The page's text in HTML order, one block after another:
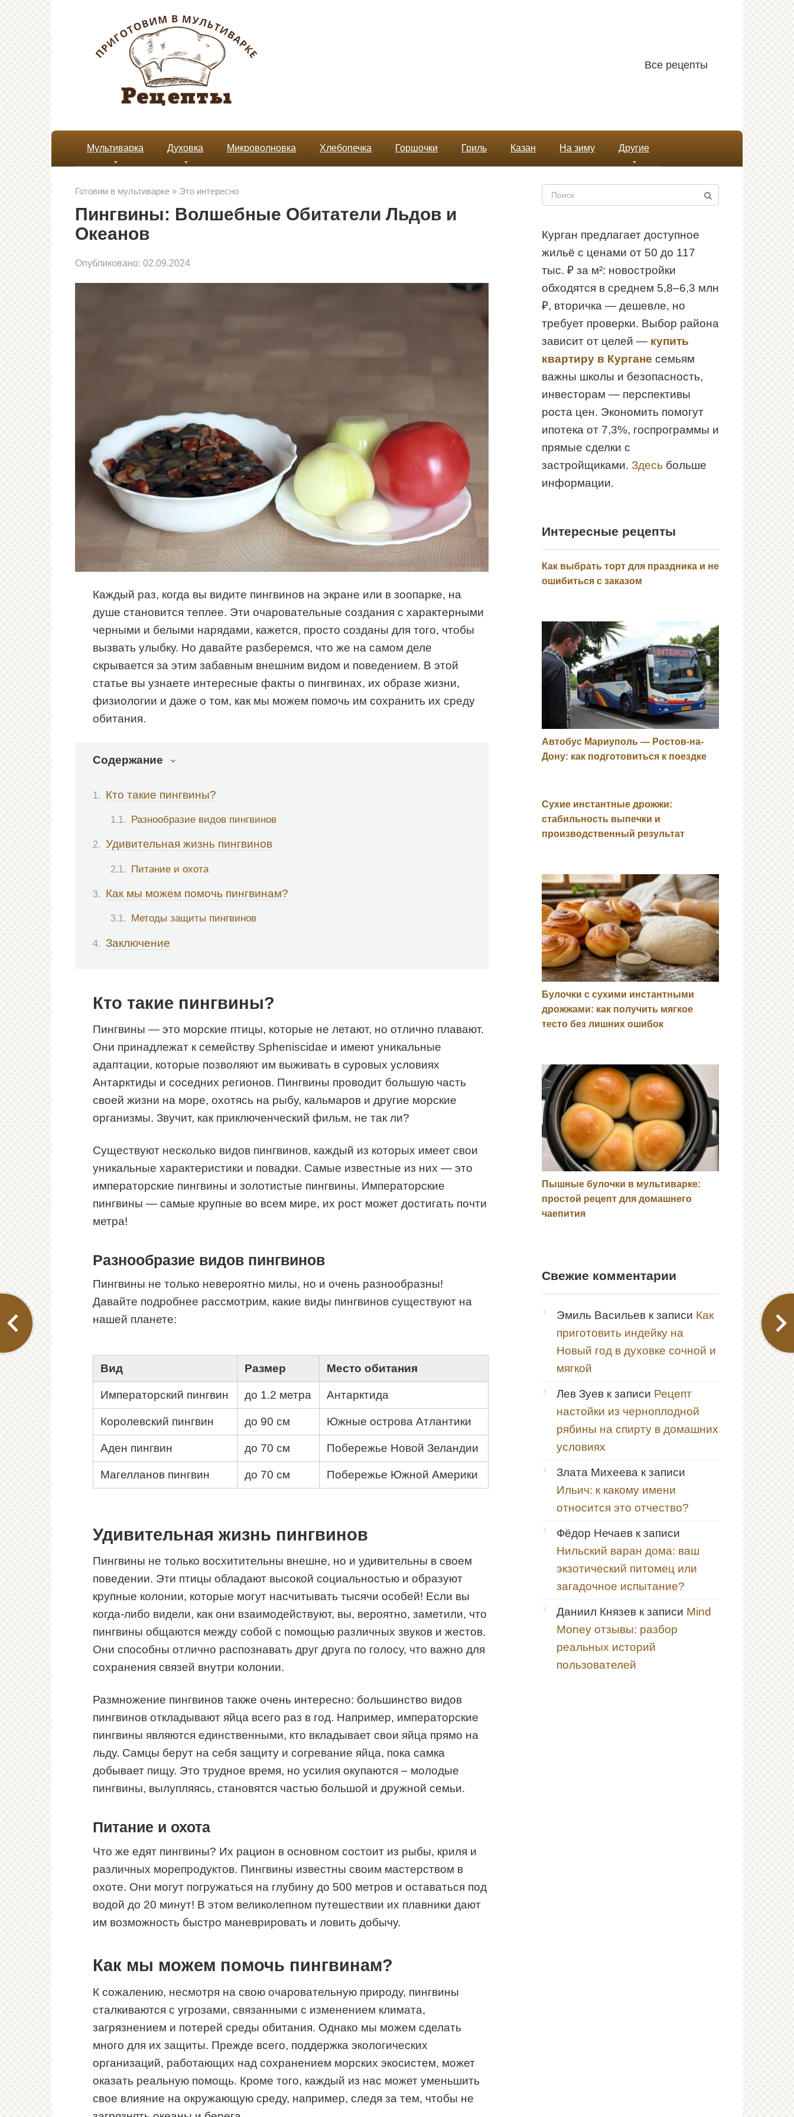
Все рецепты
Мультиварка Духовка Микроволновка Хлебопечка Горшочки Гриль Казан На зиму Другие
Готовим в мультиварке » Это интересно
Пингвины: Волшебные Обитатели Льдов и
Океанов
Опубликовано: 02.09.2024
Каждый раз, когда вы видите пингвинов на экране или в зоопарке, на
душе становится теплее. Эти очаровательные создания с характерными
черными и белыми нарядами, кажется, просто созданы для того, чтобы
вызвать улыбку. Но давайте разберемся, что же на самом деле
скрывается за этим забавным внешним видом и поведением. В этой
статье вы узнаете интересные факты о пингвинах, их образе жизни,
физиологии и даже о том, как мы можем помочь им сохранить их среду
обитания.
Содержание
Кто такие пингвины?
Разнообразие видов пингвинов
Удивительная жизнь пингвинов
Питание и охота
Как мы можем помочь пингвинам?
Методы защиты пингвинов
Заключение
Кто такие пингвины?
Пингвины — это морские птицы, которые не летают, но отлично плавают.
Они принадлежат к семейству Spheniscidae и имеют уникальные
адаптации, которые позволяют им выживать в суровых условиях
Антарктиды и соседних регионов. Пингвины проводит большую часть
своей жизни на море, охотясь на рыбу, кальмаров и другие морские
организмы. Звучит, как приключенческий фильм, не так ли?
Существуют несколько видов пингвинов, каждый из которых имеет свои
уникальные характеристики и повадки. Самые известные из них — это
императорские пингвины и золотистые пингвины. Императорские
пингвины — самые крупные во всем мире, их рост может достигать почти
метра!
Разнообразие видов пингвинов
Пингвины не только невероятно милы, но и очень разнообразны!
Давайте подробнее рассмотрим, какие виды пингвинов существуют на
нашей планете:
Вид Размер Место обитания
Императорский пингвин до 1.2 метра Антарктида
Королевский пингвин до 90 см Южные острова Атлантики
Аден пингвин до 70 см Побережье Новой Зеландии
Магелланов пингвин до 70 см Побережье Южной Америки
Удивительная жизнь пингвинов
Пингвины не только восхитительны внешне, но и удивительны в своем
поведении. Эти птицы обладают высокой социальностью и образуют
крупные колонии, которые могут насчитывать тысячи особей! Если вы
когда-либо видели, как они взаимодействуют, вы, вероятно, заметили, что
пингвины общаются между собой с помощью различных звуков и жестов.
Они способны отлично распознавать друг друга по голосу, что важно для
сохранения связей внутри колонии.
Размножение пингвинов также очень интересно: большинство видов
пингвинов откладывают яйца всего раз в год. Например, императорские
пингвины являются единственными, кто вкладывает свои яйца прямо на
льду. Самцы берут на себя защиту и согревание яйца, пока самка
добывает пищу. Это трудное время, но усилия окупаются – молодые
пингвины, вылупляясь, становятся частью большой и дружной семьи.
Питание и охота
Что же едят пингвины? Их рацион в основном состоит из рыбы, криля и
различных морепродуктов. Пингвины известны своим мастерством в
охоте. Они могут погружаться на глубину до 500 метров и оставаться под
водой до 20 минут! В этом великолепном путешествии их плавники дают
им возможность быстро маневрировать и ловить добычу.
Как мы можем помочь пингвинам?
К сожалению, несмотря на свою очаровательную природу, пингвины
сталкиваются с угрозами, связанными с изменением климата,
загрязнением и потерей среды обитания. Однако мы можем сделать
много для их защиты. Прежде всего, поддержка экологических
организаций, работающих над сохранением морских экосистем, может
оказать реальную помощь. Кроме того, каждый из нас может уменьшить
свое влияние на окружающую среду, например, следя за тем, чтобы не
Поиск:
Курган предлагает доступное
жильё с ценами от 50 до 117
тыс. ₽ за м²: новостройки
обходятся в среднем 5,8–6,3 млн
₽, вторичка — дешевле, но
требует проверки. Выбор района
зависит от целей — купить
квартиру в Кургане семьям
важны школы и безопасность,
инвесторам — перспективы
роста цен. Экономить помогут
ипотека от 7,3%, госпрограммы и
прямые сделки с
застройщиками. Здесь больше
информации.
Интересные рецепты
Как выбрать торт для праздника и не
ошибиться с заказом
Автобус Мариуполь — Ростов-на-
Дону: как подготовиться к поездке
Сухие инстантные дрожжи:
стабильность выпечки и
производственный результат
Булочки с сухими инстантными
дрожжами: как получить мягкое
тесто без лишних ошибок
Пышные булочки в мультиварке:
простой рецепт для домашнего
чаепития
Свежие комментарии
Эмиль Васильев к записи Как
приготовить индейку на
Новый год в духовке сочной и
мягкой
Лев Зуев к записи Рецепт
настойки из черноплодной
рябины на спирту в домашних
условиях
Злата Михеева к записи
Ильич: к какому имени
относится это отчество?
Фёдор Нечаев к записи
Нильский варан дома: ваш
экзотический питомец или
загадочное испытание?
Даниил Князев к записи Mind
Money отзывы: разбор
реальных историй
пользователей